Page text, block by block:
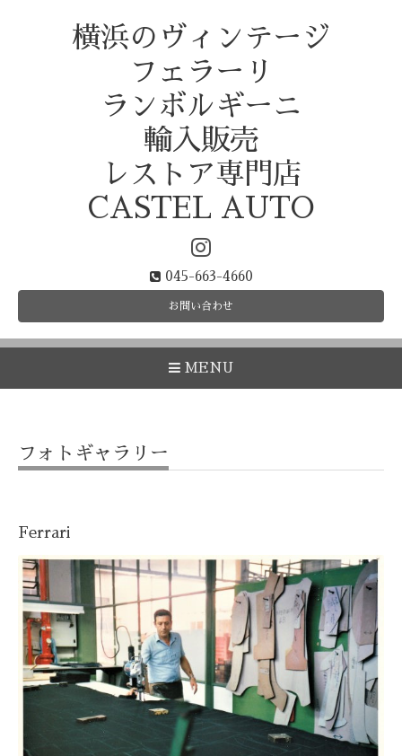
横浜のヴィンテージ
フェラーリ
ランボルギーニ
輸入販売
レストア専門店
CASTEL AUTO
045-663-4660
お問い合わせ
MENU
フォトギャラリー
Ferrari